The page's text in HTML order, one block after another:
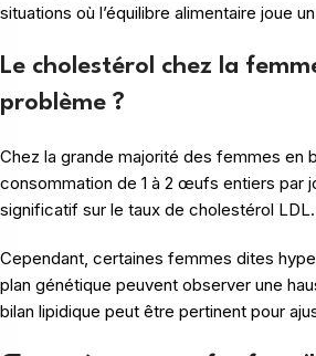
situations où l’équilibre alimentaire joue
Le cholestérol chez la
problème ?
Chez la grande majorité des femmes en
consommation de 1 à 2 œufs entiers par
significatif sur le taux de cholestérol LDL.
Cependant, certaines femmes dites
plan génétique peuvent observer une
bilan lipidique peut être pertinent pour